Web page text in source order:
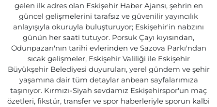
gelen ilk adres olan Eskişehir Haber Ajansı, şehrin en
güncel gelişmelerini tarafsız ve güvenilir yayıncılık
anlayışıyla okuruyla buluşturuyor; Eskişehir'in nabzını
günün her saati tutuyor. Porsuk Çayı kıyısından,
Odunpazarı'nın tarihi evlerinden ve Sazova Parkı'ndan
sıcak gelişmeler, Eskişehir Valiliği ile Eskişehir
Büyükşehir Belediyesi duyuruları, yerel gündem ve şehir
yaşamına dair tüm detaylar anbean sayfalarımıza
taşınıyor. Kırmızı-Siyah sevdamız Eskişehirspor'un maç
özetleri, fikstür, transfer ve spor haberleriyle sporun kalbi